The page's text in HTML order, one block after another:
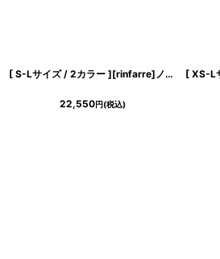
[ S-Lサイズ / 2カラー ][rinfarre]ノースリーブ・シンプル・ペンシル・ボートネック・タイト・ミディアムドレス・ワンピース[黒木麗奈着用・薗田杏奈着用][送料無料]
22,550円(税込)